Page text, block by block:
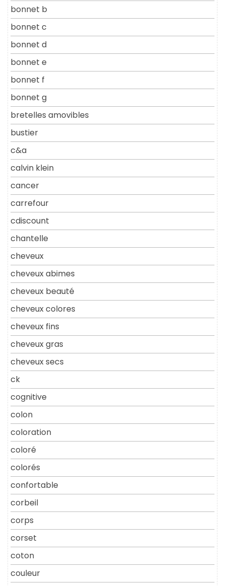
bonnet b
bonnet c
bonnet d
bonnet e
bonnet f
bonnet g
bretelles amovibles
bustier
c&a
calvin klein
cancer
carrefour
cdiscount
chantelle
cheveux
cheveux abimes
cheveux beauté
cheveux colores
cheveux fins
cheveux gras
cheveux secs
ck
cognitive
colon
coloration
coloré
colorés
confortable
corbeil
corps
corset
coton
couleur